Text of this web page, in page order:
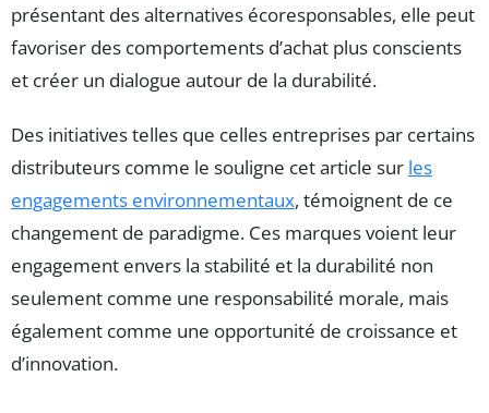
présentant des alternatives écoresponsables, elle peut
favoriser des comportements d’achat plus conscients
et créer un dialogue autour de la durabilité.
Des initiatives telles que celles entreprises par certains
distributeurs comme le souligne cet article sur les
engagements environnementaux, témoignent de ce
changement de paradigme. Ces marques voient leur
engagement envers la stabilité et la durabilité non
seulement comme une responsabilité morale, mais
également comme une opportunité de croissance et
d’innovation.